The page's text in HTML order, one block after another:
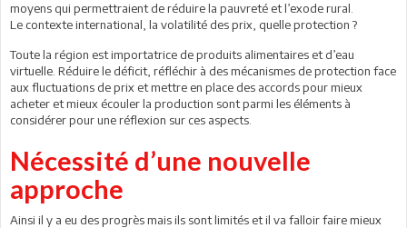
moyens qui permettraient de réduire la pauvreté et l’exode rural.
Le contexte international, la volatilité des prix, quelle protection ?
Toute la région est importatrice de produits alimentaires et d’eau
virtuelle. Réduire le déficit, réfléchir à des mécanismes de protection face
aux fluctuations de prix et mettre en place des accords pour mieux
acheter et mieux écouler la production sont parmi les éléments à
considérer pour une réflexion sur ces aspects.
Nécessité d’une nouvelle
approche
Ainsi il y a eu des progrès mais ils sont limités et il va falloir faire mieux